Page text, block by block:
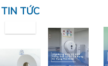
TIN TỨC